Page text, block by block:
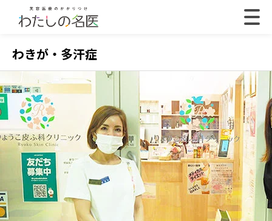
わきが・多汗症